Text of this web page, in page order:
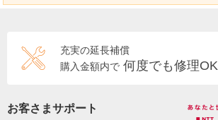
充実の延長補償
購入金額内で 何度でも修理OK
お客さまサポート